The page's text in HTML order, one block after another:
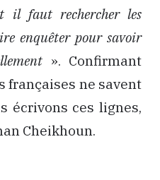
il faut rechercher les
enquêter pour savoir
». Confirmant
françaises ne savent
écrivons ces lignes,
Cheikhoun.